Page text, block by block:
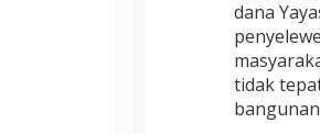
dana
tidak